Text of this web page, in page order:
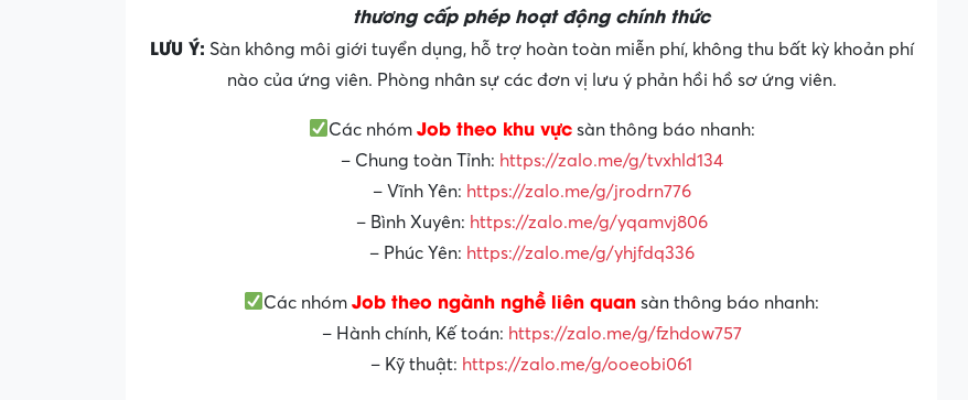
thương cấp phép hoạt động chính thức
LƯU Ý: Sàn không môi giới tuyển dụng, hỗ trợ hoàn toàn miễn phí, không thu bất kỳ khoản phí
nào của ứng viên. Phòng nhân sự các đơn vị lưu ý phản hồi hồ sơ ứng viên.
Các nhóm Job theo khu vựcsàn thông báo nhanh:
– Chung toàn Tỉnh: https://zalo.me/g/tvxhld134
– Vĩnh Yên: https://zalo.me/g/jrodrn776
– Bình Xuyên: https://zalo.me/g/yqamvj806
– Phúc Yên: https://zalo.me/g/yhjfdq336
Các nhómJob theo ngành nghề liên quan sàn thông báo nhanh:
– Hành chính, Kế toán: https://zalo.me/g/fzhdow757
– Kỹ thuật: https://zalo.me/g/ooeobi061